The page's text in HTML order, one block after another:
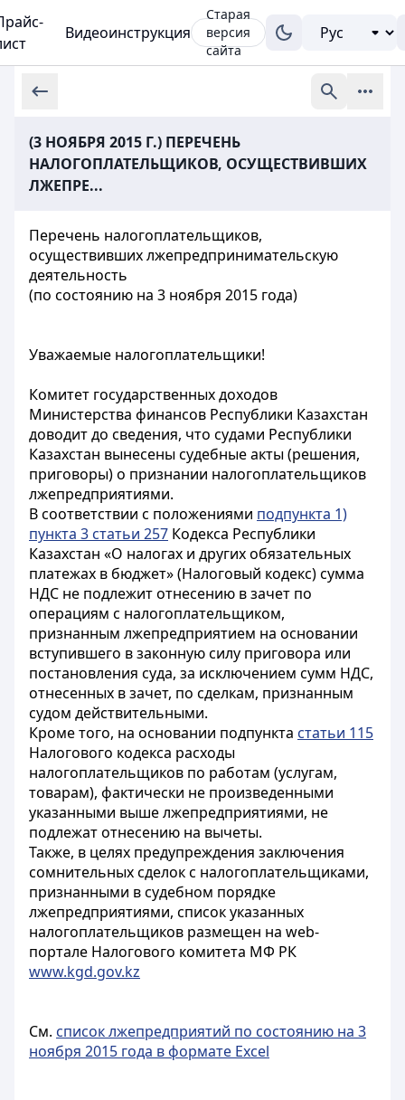
Видеоинструкция
Старая
версия
сайта
(3 НОЯБРЯ 2015 Г.) ПЕРЕЧЕНЬ
НАЛОГОПЛАТЕЛЬЩИКОВ, ОСУЩЕСТВИВШИХ
ЛЖЕПРЕ...
Перечень налогоплательщиков,
осуществивших лжепредпринимательскую
деятельность
(по состоянию на 3 ноября 2015 года)
Уважаемые налогоплательщики!
Комитет государственных доходов
Министерства финансов Республики Казахстан
доводит до сведения, что судами Республики
Казахстан вынесены судебные акты (решения,
приговоры) о признании налогоплательщиков
лжепредприятиями.
В соответствии с положениями подпункта 1)
пункта 3 статьи 257 Кодекса Республики
Казахстан «О налогах и других обязательных
платежах в бюджет» (Налоговый кодекс) сумма
НДС не подлежит отнесению в зачет по
операциям с налогоплательщиком,
признанным лжепредприятием на основании
вступившего в законную силу приговора или
постановления суда, за исключением сумм НДС,
отнесенных в зачет, по сделкам, признанным
судом действительными.
Кроме того, на основании подпункта статьи 115
Налогового кодекса расходы
налогоплательщиков по работам (услугам,
товарам), фактически не произведенными
указанными выше лжепредприятиями, не
подлежат отнесению на вычеты.
Также, в целях предупреждения заключения
сомнительных сделок с налогоплательщиками,
признанными в судебном порядке
лжепредприятиями, список указанных
налогоплательщиков размещен на web-
портале Налогового комитета МФ РК
www.kgd.gov.kz
См. список лжепредприятий по состоянию на 3
ноября 2015 года в формате Excel